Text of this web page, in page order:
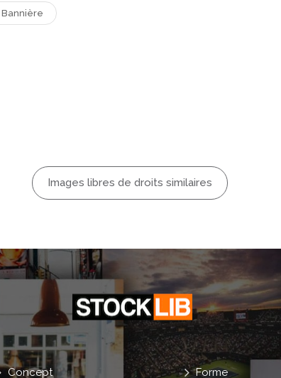
Bannière
Noir Images libres de droits similaires
Concept
Forme